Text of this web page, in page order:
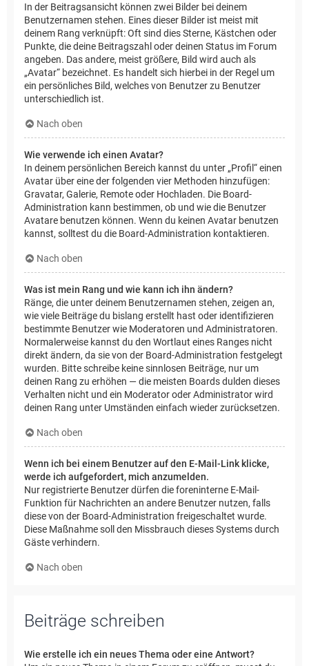
In der Beitragsansicht können zwei Bilder bei deinem
Benutzernamen stehen. Eines dieser Bilder ist meist mit
deinem Rang verknüpft: Oft sind dies Sterne, Kästchen oder
Punkte, die deine Beitragszahl oder deinen Status im Forum
angeben. Das andere, meist größere, Bild wird auch als
„Avatar“ bezeichnet. Es handelt sich hierbei in der Regel um
ein persönliches Bild, welches von Benutzer zu Benutzer
unterschiedlich ist.
Nach oben
Wie verwende ich einen Avatar?
In deinem persönlichen Bereich kannst du unter „Profil“ einen
Avatar über eine der folgenden vier Methoden hinzufügen:
Gravatar, Galerie, Remote oder Hochladen. Die Board-
Administration kann bestimmen, ob und wie die Benutzer
Avatare benutzen können. Wenn du keinen Avatar benutzen
kannst, solltest du die Board-Administration kontaktieren.
Nach oben
Was ist mein Rang und wie kann ich ihn ändern?
Ränge, die unter deinem Benutzernamen stehen, zeigen an,
wie viele Beiträge du bislang erstellt hast oder identifizieren
bestimmte Benutzer wie Moderatoren und Administratoren.
Normalerweise kannst du den Wortlaut eines Ranges nicht
direkt ändern, da sie von der Board-Administration festgelegt
wurden. Bitte schreibe keine sinnlosen Beiträge, nur um
deinen Rang zu erhöhen — die meisten Boards dulden dieses
Verhalten nicht und ein Moderator oder Administrator wird
deinen Rang unter Umständen einfach wieder zurücksetzen.
Nach oben
Wenn ich bei einem Benutzer auf den E-Mail-Link klicke,
werde ich aufgefordert, mich anzumelden.
Nur registrierte Benutzer dürfen die foreninterne E-Mail-
Funktion für Nachrichten an andere Benutzer nutzen, falls
diese von der Board-Administration freigeschaltet wurde.
Diese Maßnahme soll den Missbrauch dieses Systems durch
Gäste verhindern.
Nach oben
Beiträge schreiben
Wie erstelle ich ein neues Thema oder eine Antwort?